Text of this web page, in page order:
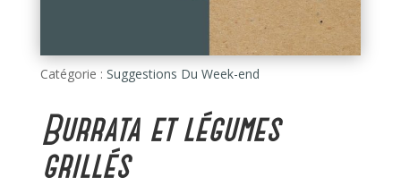
Catégorie : Suggestions Du Week-end
Burrata et légumes
grillés